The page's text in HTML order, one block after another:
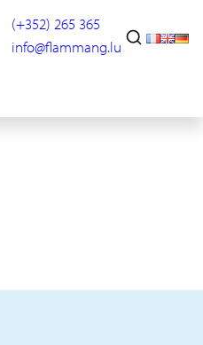
(+352) 265 365
info@flammang.lu